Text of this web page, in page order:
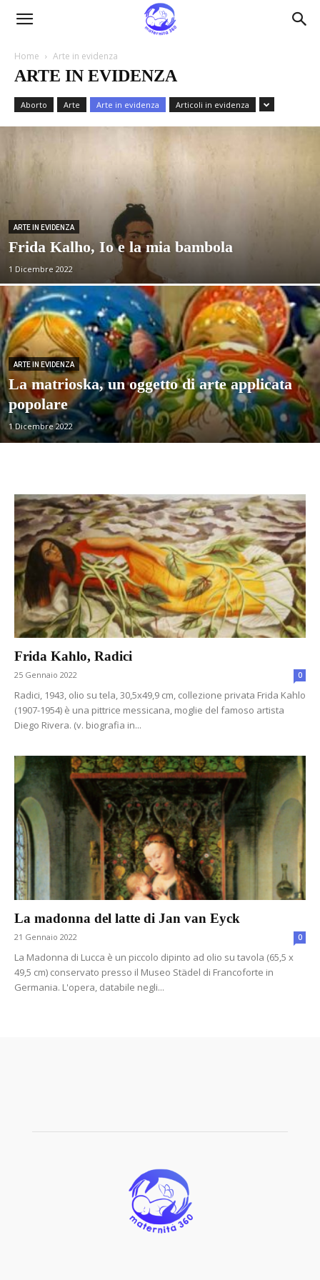
Maternità360
Home Arte in evidenza
ARTE IN EVIDENZA
Aborto Arte Arte in evidenza Articoli in evidenza
ARTE IN EVIDENZA
Frida Kalho, Io e la mia bambola
1 Dicembre 2022
ARTE IN EVIDENZA
La matrioska, un oggetto di arte applicata
popolare
1 Dicembre 2022
Frida Kahlo, Radici
25 Gennaio 2022 0
Radici, 1943, olio su tela, 30,5x49,9 cm, collezione privata Frida Kahlo
(1907-1954) è una pittrice messicana, moglie del famoso artista
Diego Rivera. (v. biografia in...
La madonna del latte di Jan van Eyck
21 Gennaio 2022 0
La Madonna di Lucca è un piccolo dipinto ad olio su tavola (65,5 x
49,5 cm) conservato presso il Museo Städel di Francoforte in
Germania. L'opera, databile negli...